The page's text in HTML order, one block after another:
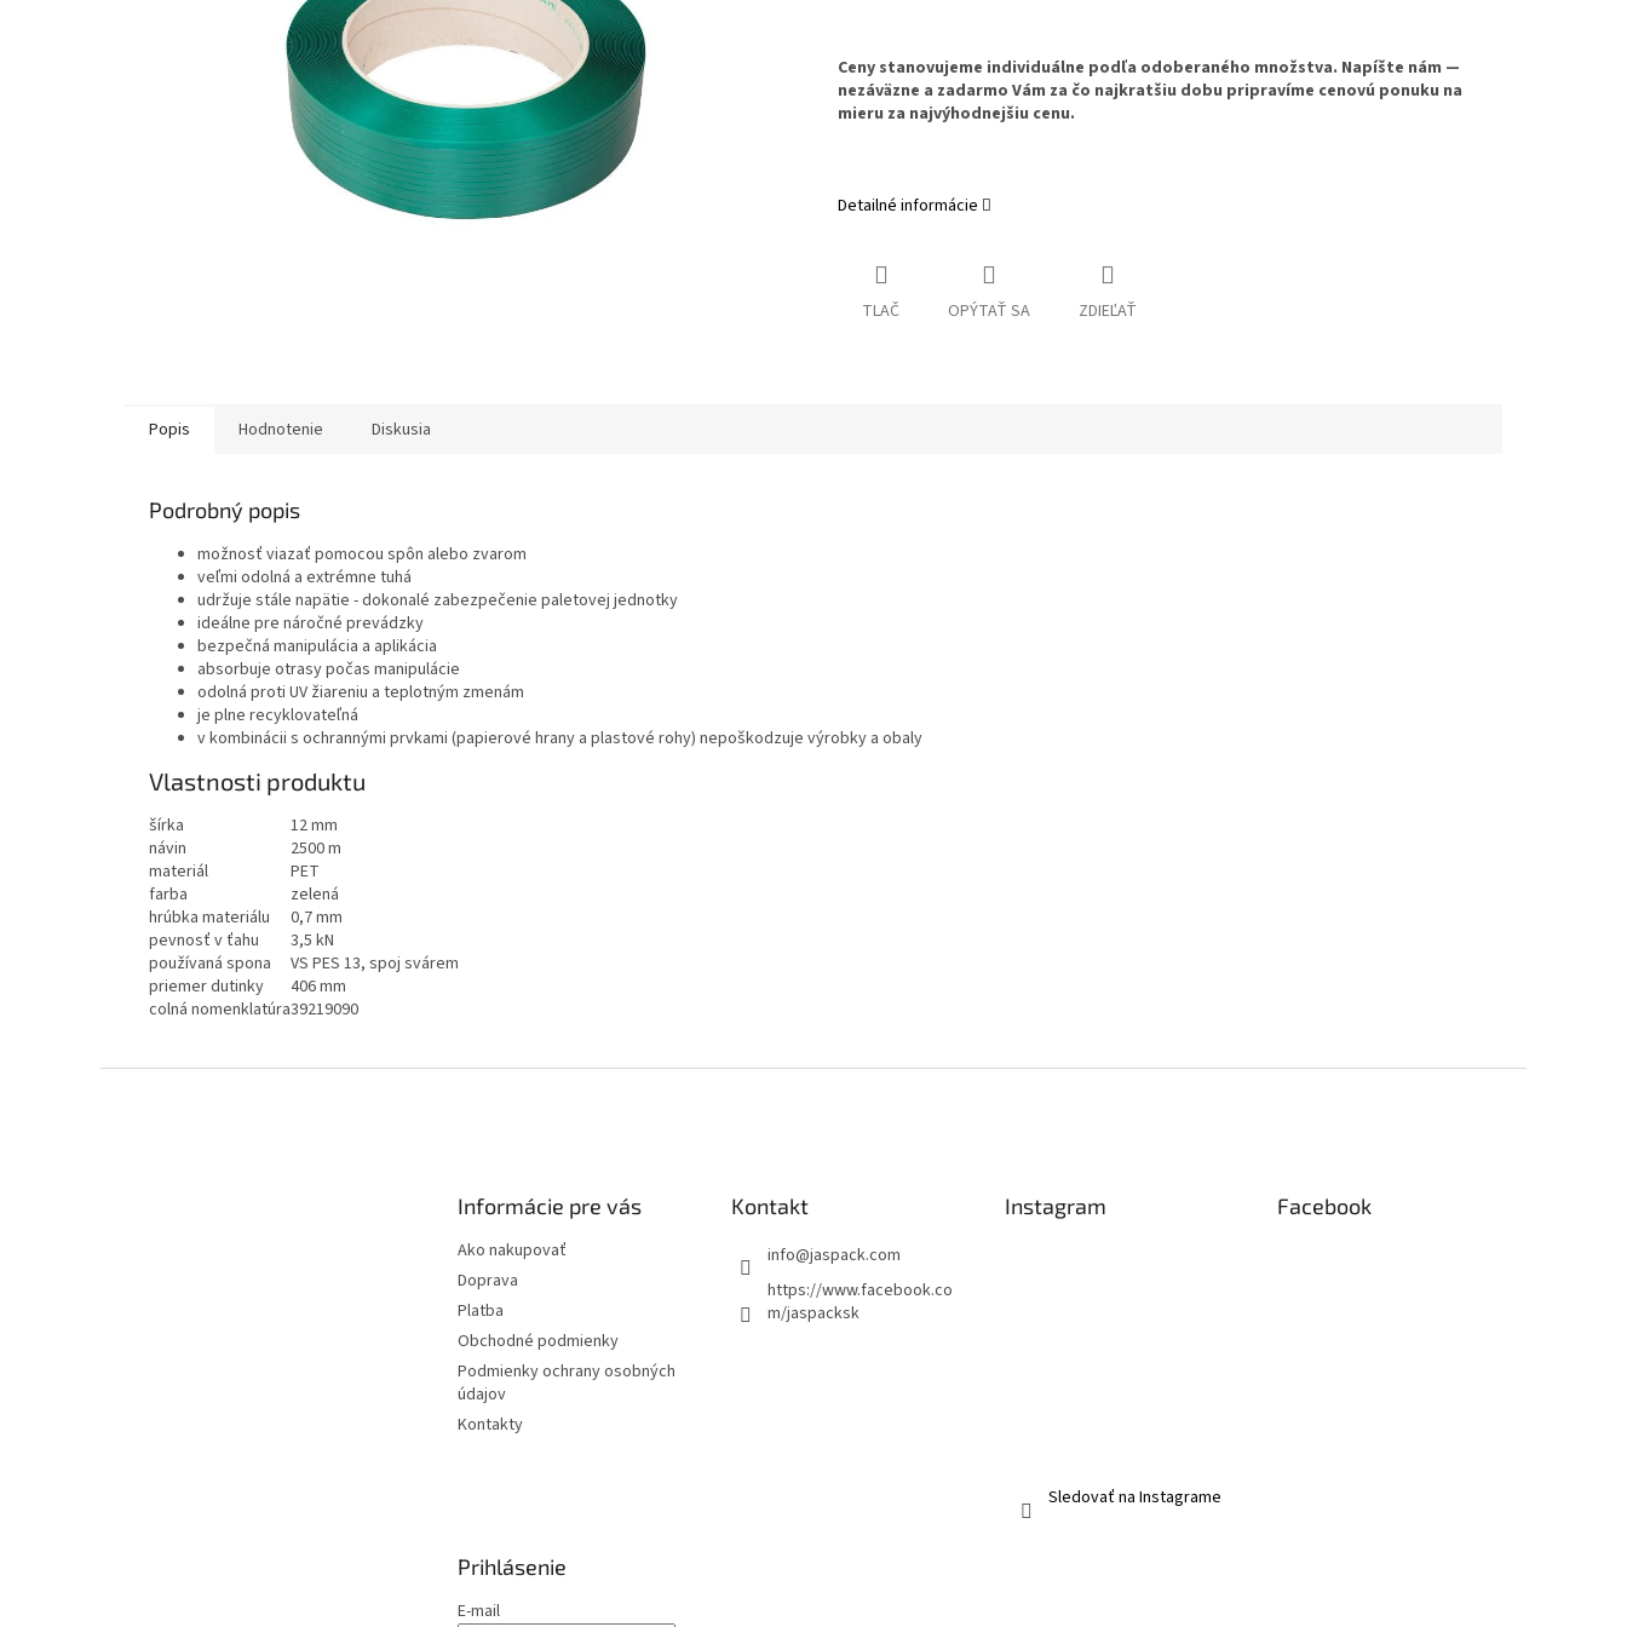
Ceny stanovujeme individuálne podľa odoberaného množstva. Napíšte nám —
nezáväzne a zadarmo Vám za čo najkratšiu dobu pripravíme cenovú ponuku na
mieru za najvýhodnejšiu cenu.
Detailné informácie
TLAČ OPÝTAŤ SA ZDIEĽAŤ
Popis Hodnotenie Diskusia
Podrobný popis
možnosť viazať pomocou spôn alebo zvarom
veľmi odolná a extrémne tuhá
udržuje stále napätie - dokonalé zabezpečenie paletovej jednotky
ideálne pre náročné prevádzky
bezpečná manipulácia a aplikácia
absorbuje otrasy počas manipulácie
odolná proti UV žiareniu a teplotným zmenám
je plne recyklovateľná
v kombinácii s ochrannými prvkami (papierové hrany a plastové rohy) nepoškodzuje výrobky a obaly
Vlastnosti produktu
šírka
12 mm
návin
2500 m
materiál
PET
farba
zelená
hrúbka materiálu
0,7 mm
pevnosť v ťahu
3,5 kN
používaná spona
VS PES 13, spoj svárem
priemer dutinky
406 mm
colná nomenklatúra39219090
Informácie pre vás
Ako nakupovať
Doprava
Platba
Obchodné podmienky
Podmienky ochrany osobných
údajov
Kontakty
Kontakt
info@jaspack.com
https://www.facebook.co
m/jaspacksk
Instagram
Sledovať na Instagrame
Facebook
Prihlásenie
E-mail